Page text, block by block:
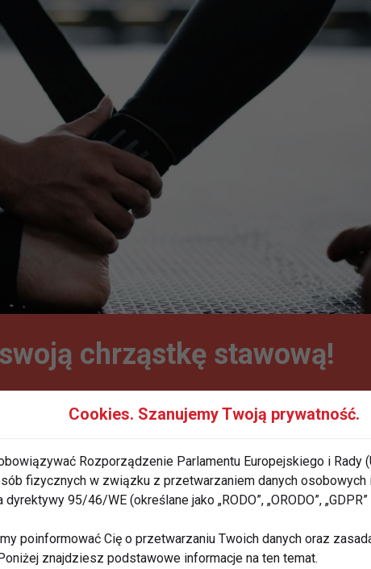
chrząstkę stawową!
Cookies. Szanujemy Twoją prywatność.
Rozporządzenie Parlamentu Europejskiego i Rady
fizycznych w związku z przetwarzaniem danych
95/46/WE (określane jako „RODO”, „ORODO”,
poinformować Cię o przetwarzaniu Twoich danych oraz
znajdziesz podstawowe informacje na ten temat.